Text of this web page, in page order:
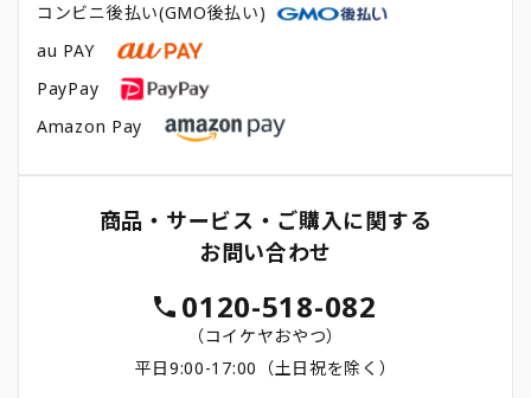
コンビニ後払い(GMO後払い)
au PAY
PayPay
Amazon Pay
商品・サービス・ご購入に関する
お問い合わせ
0120-518-082
（コイケヤおやつ）
平日9:00-17:00（土日祝を除く）